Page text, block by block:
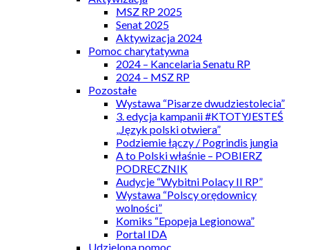
MSZ RP 2025
Senat 2025
Aktywizacja 2024
Pomoc charytatywna
2024 – Kancelaria Senatu RP
2024 – MSZ RP
Pozostałe
Wystawa “Pisarze dwudziestolecia”
3. edycja kampanii #KTOTYJESTEŚ
„Język polski otwiera”
Podziemie łączy / Pogrindis jungia
A to Polski właśnie – POBIERZ
PODRECZNIK
Audycje “Wybitni Polacy II RP”
Wystawa “Polscy orędownicy
wolności”
Komiks “Epopeja Legionowa”
Portal IDA
Udzielona pomoc